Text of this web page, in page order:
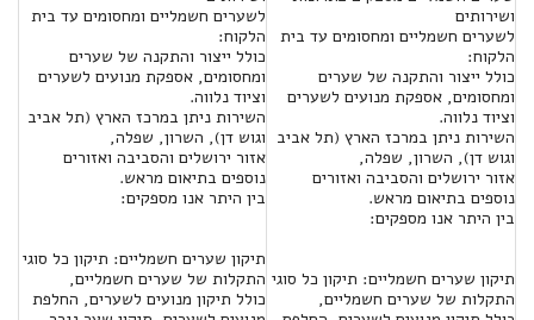
ושירותים
לשערים חשמליים ומחסומים עד בית
הלקוח:
כולל ייצור והתקנה של שערים
ומחסומים, אספקת מנועים לשערים
וציוד נלווה.
השירות ניתן במרכז הארץ (תל אביב
וגוש דן), השרון, שפלה,
אזור ירושלים והסביבה ואזורים
נוספים בתיאום מראש.
בין היתר אנו מספקים:
תיקון שערים חשמליים: תיקון כל סוגי
התקלות של שערים חשמליים,
לשערים חשמליים ומחסומים עד בית
הלקוח:
כולל ייצור והתקנה של שערים
ומחסומים, אספקת מנועים לשערים
וציוד נלווה.
השירות ניתן במרכז הארץ (תל אביב
וגוש דן), השרון, שפלה,
אזור ירושלים והסביבה ואזורים
נוספים בתיאום מראש.
בין היתר אנו מספקים:
תיקון שערים חשמליים: תיקון כל סוגי
התקלות של שערים חשמליים,
כולל תיקון מנועים לשערים, החלפת